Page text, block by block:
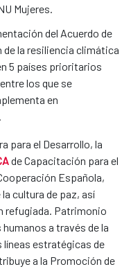
Mujeres.
del Acuerdo de
la resiliencia climática
5 países prioritarios
los que se
en
para el Desarrollo, la
de Capacitación para el
Española,
cultura de paz, así
refugiada. Patrimonio
a través de la
líneas estratégicas de
a la Promoción de